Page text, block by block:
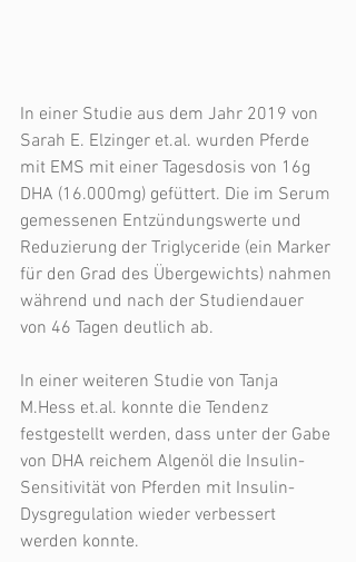
In einer Studie aus dem Jahr 2019 von
Sarah E. Elzinger et.al. wurden Pferde
mit EMS mit einer Tagesdosis von 16g
DHA (16.000mg) gefüttert. Die im Serum
gemessenen Entzündungswerte und
Reduzierung der Triglyceride (ein Marker
für den Grad des Übergewichts) nahmen
während und nach der Studiendauer
von 46 Tagen deutlich ab.
In einer weiteren Studie von Tanja
M.Hess et.al. konnte die Tendenz
festgestellt werden, dass unter der Gabe
von DHA reichem Algenöl die Insulin-
Sensitivität von Pferden mit Insulin-
Dysgregulation wieder verbessert
werden konnte.